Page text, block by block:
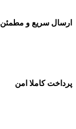
ارسال سریع و مطمئن
پرداخت کاملا امن